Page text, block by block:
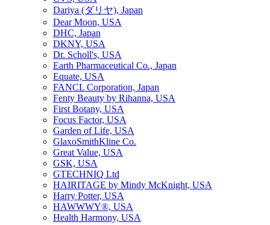
Dariya (ダリヤ), Japan
Dear Moon, USA
DHC, Japan
DKNY, USA
Dr. Scholl's, USA
Earth Pharmaceutical Co., Japan
Equate, USA
FANCL Corporation, Japan
Fenty Beauty by Rihanna, USA
First Botany, USA
Focus Factor, USA
Garden of Life, USA
GlaxoSmithKline Co.
Great Value, USA
GSK, USA
GTECHNIQ Ltd
HAIRITAGE by Mindy McKnight, USA
Harry Potter, USA
HAWWWY®, USA
Health Harmony, USA